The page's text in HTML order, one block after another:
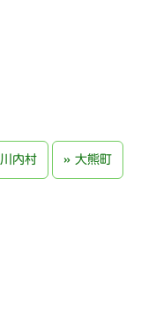
川内村 大熊町